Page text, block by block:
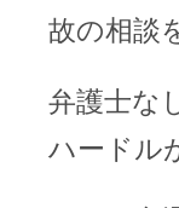
故の相談
弁護士な
ハードル